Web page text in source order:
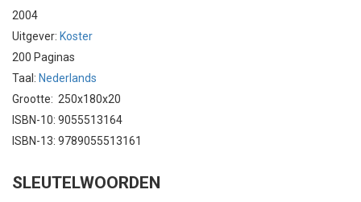
2004
Uitgever: Koster
200 Paginas
Taal: Nederlands
Grootte: 250x180x20
ISBN-10: 9055513164
ISBN-13: 9789055513161
SLEUTELWOORDEN